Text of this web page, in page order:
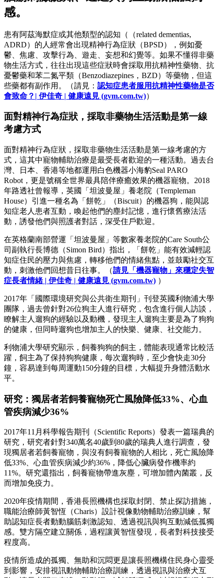
感。
患有阿茲海默症或其他類型的認知（（related dementias,
ADRD）的人經常會出現精神行為症狀（BPSD），例如憂
鬱、焦慮、攻擊行為、遊走、妄想和幻覺等。如果不懂得非藥
物生活方式，往往出現這些症狀時會採取用抗精神性藥物、抗
憂鬱藥和苯二氮平類（Benzodiazepines，BZD）等藥物，但這
些藥都有副作用。（請見： 認知症患者服用抗精神性藥物是否
會致命？| 伊佳奇 | 健康遠見 (gvm.com.tw)）
面對精神行為症狀，採取非藥物生活活動是第一線
考慮方式
面對精神行為症狀，採取非藥物生活活動是第一線考慮的方
式，這其中寵物輔助治療是最受長者歡迎的一種活動。過去台
灣、日本、香港等地都運用白色機器小海豹Seal PARO
Robot，更是號稱全世界最具陪伴療癒效果的機器寵物。2018
年路透社曾報導，英國「坦波曼屋」養老院（Templeman
House）引進一種名為「餅乾」（Biscuit）的機器狗，能與認
知症老人患者互動，喚起他們的塵封記憶，進行懷舊療法活
動，誘發他們與照護者對話，深受住戶歡迎。
在英格蘭南部營運「坦波曼屋」等數家養老院的Care South公
司副執行長博德（Simon Bird）指出，「餅乾」能有效減輕認
知症住民的壓力與焦慮，轉移他們的情緒焦點，並鼓勵社交互
動，刺激他們回想昔日往事。（請見「機器寵物」來穩定失智
症長者情緒 | 伊佳奇 | 健康遠見 (gvm.com.tw) ）
2017年「國際環境研究與公共衛生期刊」刊登英國利物浦大學
團隊，過去曾針對26位狗主人進行研究，包含進行個人訪談，
瞭解主人遛狗的經驗以及動機，發現主人遛狗主要是為了狗狗
的健康，但同時遛狗也增加主人的快樂、健康、社交能力。
利物浦大學研究顯示，飼養狗狗的飼主，體能表現通常比較活
躍，飼主為了保持狗狗健康，每次遛狗時，至少會快走30分
鐘，容易達到每周運動150分鐘的目標，大幅提升身體活動水
平。
研究：獨居者若飼養寵物死亡風險降低33%、心血
管疾病減少36%
2017年11月科學報告期刊（Scientific Reports）發表一篇瑞典的
研究，研究者針對340萬名40歲到80歲的瑞典人進行調查，發
現獨居者若飼養寵物，與沒有飼養寵物的人相比，死亡風險降
低33%、心血管疾病減少約36%，降低心臟病發作機率約
11%。研究還指出，飼養寵物帶進灰塵，可增加體內菌叢，反
而增加免疫力。
2020年疫情期間，香港長照機構也採取封閉、禁止探訪措施，
職能治療師黃智恆（Charis）設計視像動物輔助治療訓練，幫
助認知症長者動動腦筋刺激認知、透過視訊與狗互動減低孤獨
感。雙方隔空建立關係，過程讓黃智恆發現，長者對科技接受
程度高。
疫情所造成的孤獨、無助和沉悶更是讓長照機構住民身心靈受
到影響，安排視訊動物輔助治療訓練，透過視訊與治療犬互